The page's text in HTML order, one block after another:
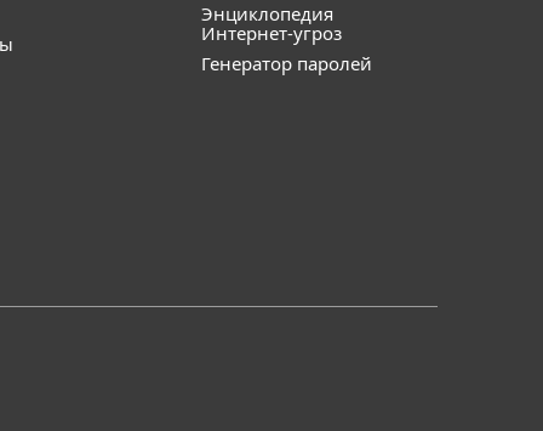
Энциклопедия
Интернет-угроз
Генератор паролей